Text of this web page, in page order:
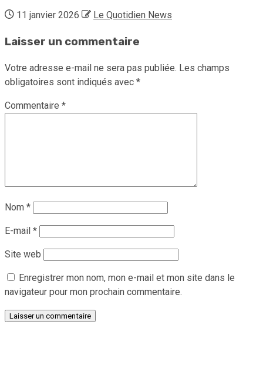
11 janvier 2026 Le Quotidien News
Laisser un commentaire
Votre adresse e-mail ne sera pas publiée. Les champs
obligatoires sont indiqués avec *
Commentaire *
Nom *
E-mail *
Site web
Enregistrer mon nom, mon e-mail et mon site dans le
navigateur pour mon prochain commentaire.